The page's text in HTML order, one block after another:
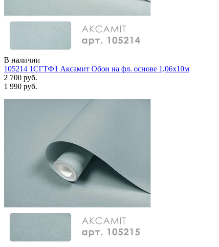
В наличии
105214 1СГТФ1 Аксамит Обои на фл. основе 1,06х10м
2 700 руб.
1 990 руб.